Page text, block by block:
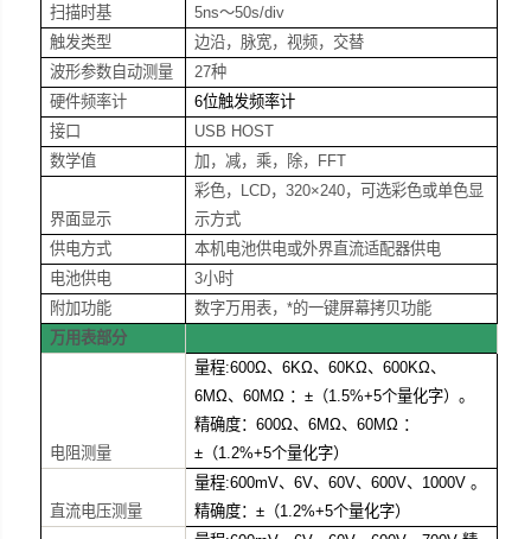
扫描时基
5ns～50s/div
触发类型
边沿，脉宽，视频，交替
波形参数自动测量
27种
硬件频率计
6位触发频率计
接口
USB HOST
数学值
加，减，乘，除，FFT
界面显示
彩色，LCD，320×240，
可选彩色或单色显
示方式
供电方式
本机电池供电或外界直流适配器供电
电池供电
3小时
附加功能
数字万用表，*的一键屏幕拷贝功能
万用表部分
电阻测量
量程:600Ω、6KΩ、60KΩ、600KΩ、
6MΩ、60MΩ ：±（1.5%+5个量化字）。
精确度：600Ω、6MΩ、60MΩ ：
±（1.2%+5个量化字）
直流电压测量
量程:600mV、6V、60V、600V、1000V 。
精确度：±（1.2%+5个量化字）